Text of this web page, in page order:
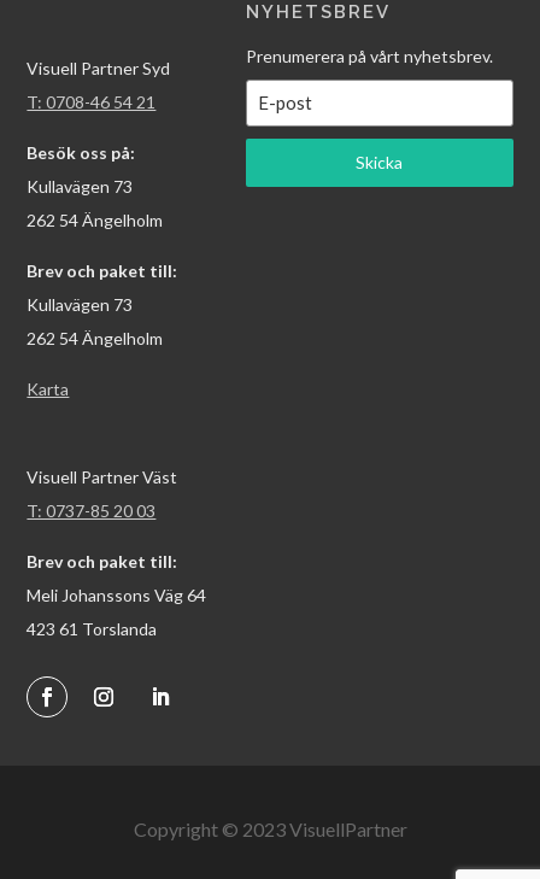
Visuell Partner Syd
T: 0708-46 54 21
Besök oss på:
Kullavägen 73
262 54 Ängelholm
Brev och paket till:
Kullavägen 73
262 54 Ängelholm
Karta
Visuell Partner Väst
T: 0737-85 20 03
Brev och paket till:
Meli Johanssons Väg 64
423 61 Torslanda
NYHETSBREV
Prenumerera på vårt nyhetsbrev.
Skicka
Copyright © 2023 VisuellPartner